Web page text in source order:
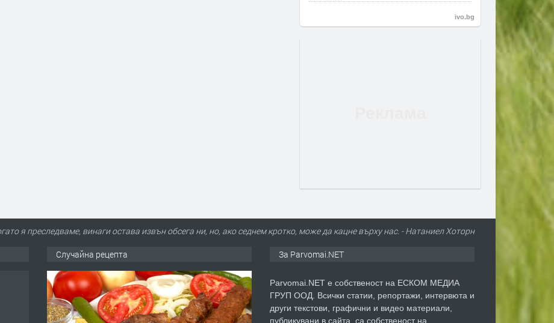
ivo.bg
я преследваме, винаги остава извън обсега ни, но, ако седнем кротко, може да кацне върху нас. - Натаниел Хоторн
Случайна рецепта За Parvomai.NET
Parvomai.NET е собственост на ЕСКОМ МЕДИА
ГРУП ООД. Всички статии, репортажи, интервюта и
други текстови, графични и видео материали,
публикувани в сайта, са собственост на